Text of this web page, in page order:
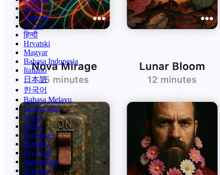
Suomi
Français
עברית
हिन्दी
Hrvatski
Magyar
Bahasa Indonesia
Italiano
日本語
한국어
Bahasa Melayu
Nederlands
Norsk
Polski
Português
Română
Русский
Slovenčina
Svenska